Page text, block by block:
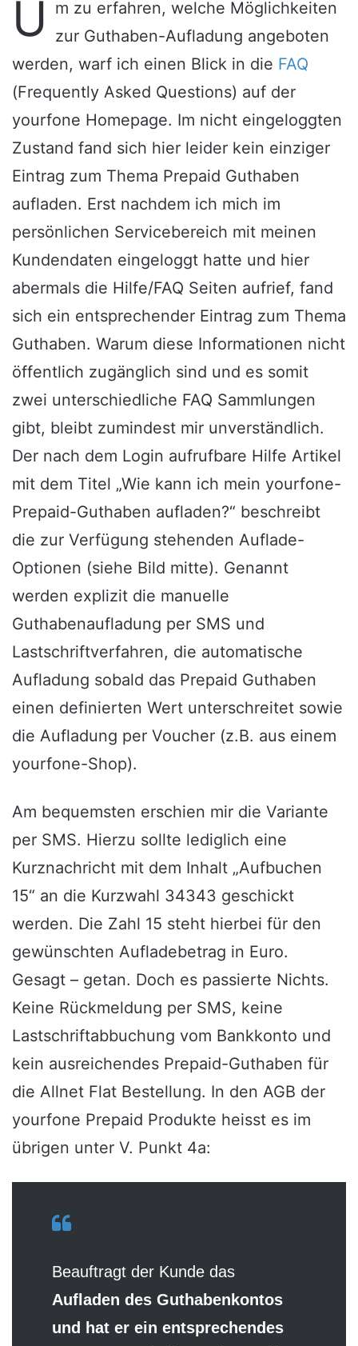
U
m zu erfahren, welche Möglichkeiten
zur Guthaben-Aufladung angeboten
werden, warf ich einen Blick in die FAQ
(Frequently Asked Questions) auf der
yourfone Homepage. Im nicht eingeloggten
Zustand fand sich hier leider kein einziger
Eintrag zum Thema Prepaid Guthaben
aufladen. Erst nachdem ich mich im
persönlichen Servicebereich mit meinen
Kundendaten eingeloggt hatte und hier
abermals die Hilfe/FAQ Seiten aufrief, fand
sich ein entsprechender Eintrag zum Thema
Guthaben. Warum diese Informationen nicht
öffentlich zugänglich sind und es somit
zwei unterschiedliche FAQ Sammlungen
gibt, bleibt zumindest mir unverständlich.
Der nach dem Login aufrufbare Hilfe Artikel
mit dem Titel „Wie kann ich mein yourfone-
Prepaid-Guthaben aufladen?“ beschreibt
die zur Verfügung stehenden Auflade-
Optionen (siehe Bild mitte). Genannt
werden explizit die manuelle
Guthabenaufladung per SMS und
Lastschriftverfahren, die automatische
Aufladung sobald das Prepaid Guthaben
einen definierten Wert unterschreitet sowie
die Aufladung per Voucher (z.B. aus einem
yourfone-Shop).
Am bequemsten erschien mir die Variante
per SMS. Hierzu sollte lediglich eine
Kurznachricht mit dem Inhalt „Aufbuchen
15“ an die Kurzwahl 34343 geschickt
werden. Die Zahl 15 steht hierbei für den
gewünschten Aufladebetrag in Euro.
Gesagt – getan. Doch es passierte Nichts.
Keine Rückmeldung per SMS, keine
Lastschriftabbuchung vom Bankkonto und
kein ausreichendes Prepaid-Guthaben für
die Allnet Flat Bestellung. In den AGB der
yourfone Prepaid Produkte heisst es im
übrigen unter V. Punkt 4a:
Beauftragt der Kunde das
Aufladen des Guthabenkontos
und hat er ein entsprechendes